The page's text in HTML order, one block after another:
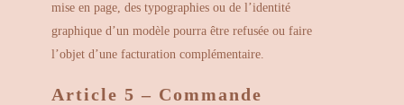
mise en page, des typographies ou de l’identité
graphique d’un modèle pourra être refusée ou faire
l’objet d’une facturation complémentaire.
Article 5 – Commande